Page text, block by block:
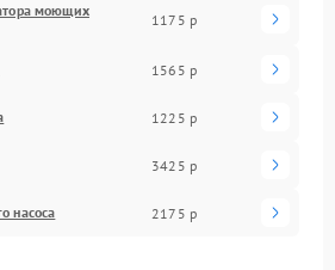
моющих
1175 р
1565 р
1225 р
3425 р
насоса 2175 р